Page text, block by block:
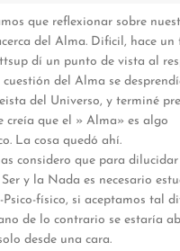
que reflexionar sobre
del Alma. Dificil, hace un
dí un punto de vista al
del Alma se
del Universo, y terminé
creía que el » Alma» es algo
La cosa quedó ahí.
considero que para dilucidar
y la Nada es necesario
físico, si aceptamos tal
de lo contrario se estaría
desde una cara.